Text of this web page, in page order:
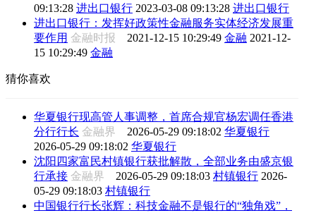
09:13:28 进出口银行 2023-03-08 09:13:28 进出口银行
进出口银行：发挥好政策性金融服务实体经济发展重
要作用 金融时报 2021-12-15 10:29:49 金融 2021-12-
15 10:29:49 金融
猜你喜欢
华夏银行现高管人事调整，首席合规官杨宏调任香港
分行行长 金融界 2026-05-29 09:18:02 华夏银行
2026-05-29 09:18:02 华夏银行
沈阳四家富民村镇银行获批解散，全部业务由盛京银
行承接 金融界 2026-05-29 09:18:03 村镇银行 2026-
05-29 09:18:03 村镇银行
中国银行行长张辉：科技金融不是银行的“独角戏”，